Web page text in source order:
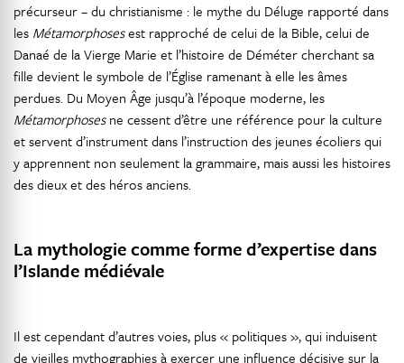
précurseur – du christianisme : le mythe du Déluge rapporté dans
les Métamorphosesest rapproché de celui de la Bible, celui de
Danaé de la Vierge Marie et l’histoire de Déméter cherchant sa
fille devient le symbole de l’Église ramenant à elle les âmes
perdues. Du Moyen Âge jusqu’à l’époque moderne, les
Métamorphosesne cessent d’être une référence pour la culture
et servent d’instrument dans l’instruction des jeunes écoliers qui
y apprennent non seulement la grammaire, mais aussi les histoires
des dieux et des héros anciens.
La mythologie comme forme d’expertise dans
l’Islande médiévale
Il est cependant d’autres voies, plus « politiques », qui induisent
de vieilles mythographies à exercer une influence décisive sur la